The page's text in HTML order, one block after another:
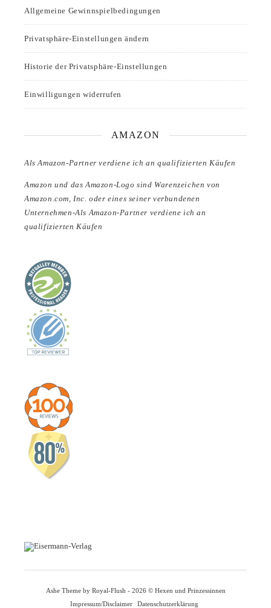
Allgemeine Gewinnspielbedingungen
Privatsphäre-Einstellungen ändern
Historie der Privatsphäre-Einstellungen
Einwilligungen widerrufen
AMAZON
Als Amazon-Partner verdiene ich an qualifizierten Käufen
Amazon und das Amazon-Logo sind Warenzeichen von
Amazon.com, Inc. oder eines seiner verbundenen
Unternehmen-Als Amazon-Partner verdiene ich an
qualifizierten Käufen
Ashe Theme by Royal-Flush - 2026 © Hexen und Prinzessinnen
Impressum/Disclaimer
Datenschutzerklärung